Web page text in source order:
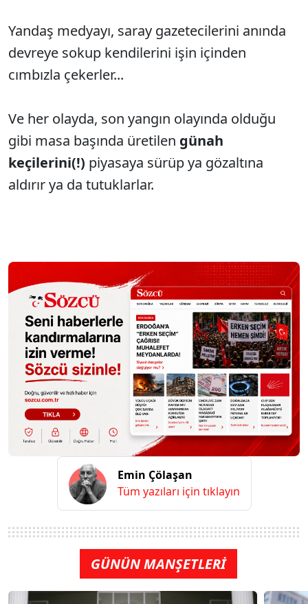
Yandaş medyayı, saray gazetecilerini anında
devreye sokup kendilerini işin içinden
cımbızla çekerler...
Ve her olayda, son yangın olayında olduğu
gibi masa başında üretilen günah
keçilerini(!) piyasaya sürüp ya gözaltına
aldırır ya da tutuklarlar.
Emin Çölaşan
Tüm yazıları için tıklayın
GÜNÜN MANŞETLERİ